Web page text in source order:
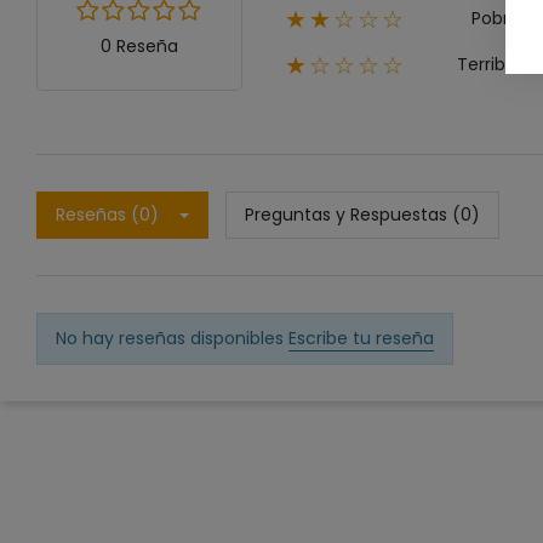
0 Reseña
★★☆☆☆ Pobre
★☆☆☆☆ Terrible
Reseñas (0) Preguntas y Respuestas (0)
No hay reseñas disponibles Escribe tu reseña